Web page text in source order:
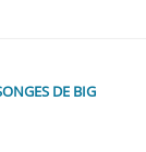
DE BIG